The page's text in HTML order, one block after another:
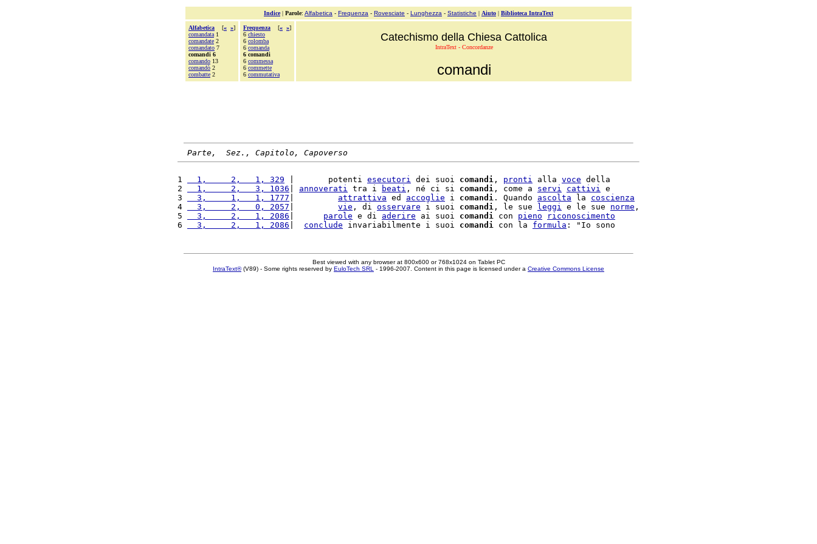
Indice| Parole: Alfabetica - Frequenza - Rovesciate - Lunghezza - Statistiche | Aiuto | Biblioteca IntraText
Alfabetica [« »]
comandata 1
comandate 2
comandato 7
comandi 6
comando 13
comandò 2
combatte 2
Frequenza [« »]
6 chiesto
6 colomba
6 comanda
6 comandi
6 commessa
6 commette
6 commutativa
Catechismo della Chiesa Cattolica
IntraText - Concordanze
comandi
Parte,  Sez., Capitolo, Capoverso
1
  1,     2,   1, 329
|       potenti esecutori dei suoi comandi , pronti alla voce della
2
  1,     2,   3, 1036
annoverati tra i beati , né ci si comandi , come a servi cattivi e
3
  3,     1,   1, 1777
attrattiva ed accoglie i comandi . Quando ascolta la coscienza
4
  3,     2,   0, 2057
vie , di osservare i suoi comandi , le sue leggi e le sue norme ,
5
  3,     2,   1, 2086
parole e di aderire ai suoi comandi con pieno
riconoscimento
6
  3,     2,   1, 2086
conclude invariabilmente i suoi comandi con la formula
Best viewed with any browser at 800x600 or 768x1024 on Tablet PC
IntraText®(V89) - Some rights reserved by EuloTech SRL - 1996-2007. Content in this page is licensed under a Creative Commons License